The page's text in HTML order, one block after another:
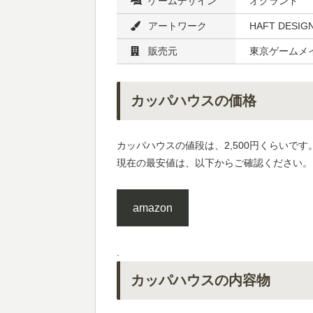
アートワーク HAFT
販売元 東京ゲームメ
カッパハウスの価格
カッパハウスの値段は、2,500円くらいです。
現在の最安値は、以下からご確認ください。
amazon
.
カッパハウスの内容物